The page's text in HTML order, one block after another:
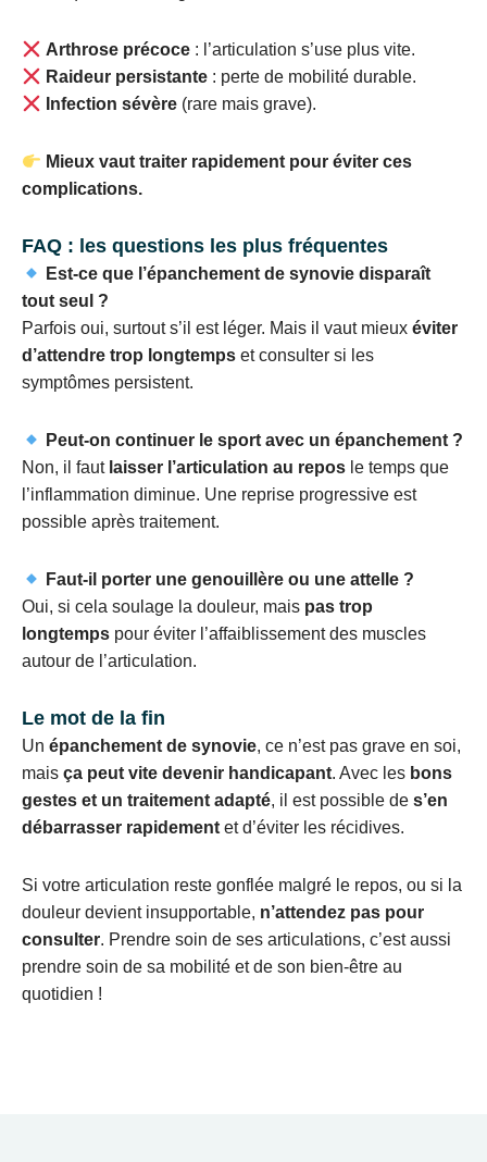
Arthrose précoce : l’articulation s’use plus vite.
Raideur persistante : perte de mobilité durable.
Infection sévère (rare mais grave).
Mieux vaut traiter rapidement pour éviter ces
complications.
FAQ : les questions les plus fréquentes
Est-ce que l’épanchement de synovie disparaît
tout seul ?
Parfois oui, surtout s’il est léger. Mais il vaut mieux éviter
d’attendre trop longtemps et consulter si les
symptômes persistent.
Peut-on continuer le sport avec un épanchement ?
Non, il faut laisser l’articulation au repos le temps que
l’inflammation diminue. Une reprise progressive est
possible après traitement.
Faut-il porter une genouillère ou une attelle ?
Oui, si cela soulage la douleur, mais pas trop
longtemps pour éviter l’affaiblissement des muscles
autour de l’articulation.
Le mot de la fin
Un épanchement de synovie, ce n’est pas grave en soi,
mais ça peut vite devenir handicapant. Avec les bons
gestes et un traitement adapté, il est possible de s’en
débarrasser rapidement et d’éviter les récidives.
Si votre articulation reste gonflée malgré le repos, ou si la
douleur devient insupportable, n’attendez pas pour
consulter. Prendre soin de ses articulations, c’est aussi
prendre soin de sa mobilité et de son bien-être au
quotidien !